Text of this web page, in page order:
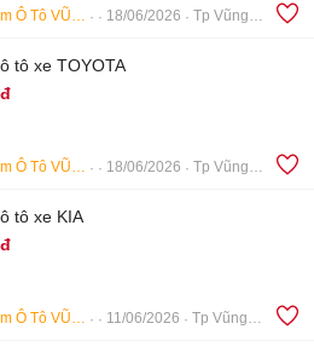
Bảo Hiểm Ô Tô VŨNG TÀU 18/06/2026 Tp Vũng Tàu
tô xe TOYOTA
Bảo Hiểm Ô Tô VŨNG TÀU 18/06/2026 Tp Vũng Tàu
tô xe KIA
Bảo Hiểm Ô Tô VŨNG TÀU 11/06/2026 Tp Vũng Tàu